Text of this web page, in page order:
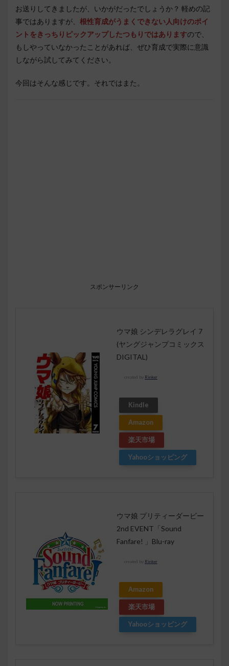
お送りしてきましたが、いかがだったでしょうか？ 軽めの記
事ではありますが、 根性育成がうまくできない人向けのポイ
ントをきっちりピックアップしたつもりではありますので、
もしやっていなかったことがあれば、ぜひ育成で実際に意識
しながら試してみてください。
今回はそんな感じです。それではまた。
スポンサーリンク
ウマ娘 シンデレラグレイ 7
(ヤングジャンプコミックス
DIGITAL)
created by Rinker
Kindle
Amazon
楽天市場
Yahooショッピング
ウマ娘 プリティーダービー
2nd EVENT「Sound
Fanfare! 」Blu-ray
created by Rinker
Amazon
楽天市場
Yahooショッピング